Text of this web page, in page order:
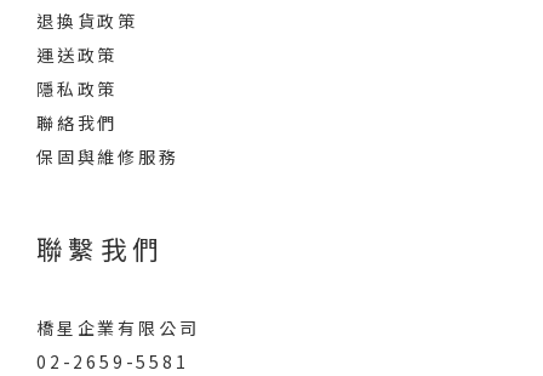
退換貨政策
運送政策
隱私政策
聯絡我們
保固與維修服務
聯繫我們
橋星企業有限公司
02-2659-5581